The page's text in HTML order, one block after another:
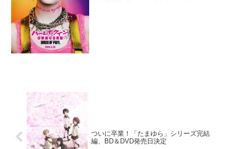
ついに卒業！「たまゆら」シリーズ完結
編、BD＆DVD発売日決定